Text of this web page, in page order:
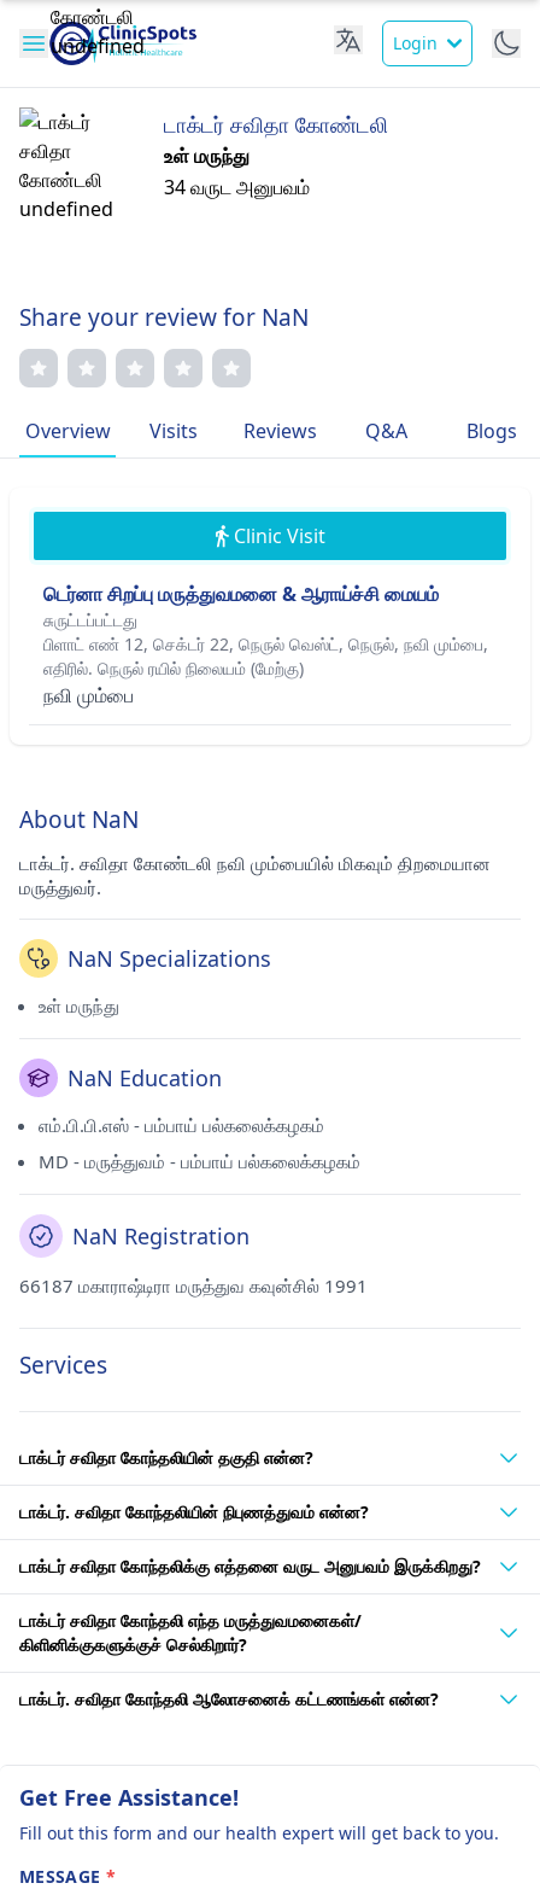
Login
டாக்டர் சவிதா கோண்டலி
உள் மருந்து
34 வருட அனுபவம்
Share your review for NaN
Overview Visits Reviews Q&A Blogs
Clinic Visit
டெர்னா சிறப்பு மருத்துவமனை & ஆராய்ச்சி மையம்
சுருட்டப்பட்டது
பிளாட் எண் 12, செக்டர் 22, நெருல் வெஸ்ட், நெருல், நவி மும்பை,
எதிரில். நெருல் ரயில் நிலையம் (மேற்கு)
நவி மும்பை
About NaN
டாக்டர். சவிதா கோண்டலி நவி மும்பையில் மிகவும் திறமையான
மருத்துவர்.
NaN Specializations
உள் மருந்து
NaN Education
எம்.பி.பி.எஸ் - பம்பாய் பல்கலைக்கழகம்
MD - மருத்துவம் - பம்பாய் பல்கலைக்கழகம்
NaN Registration
66187 மகாராஷ்டிரா மருத்துவ கவுன்சில் 1991
Services
டாக்டர் சவிதா கோந்தலியின் தகுதி என்ன?
டாக்டர். சவிதா கோந்தலியின் நிபுணத்துவம் என்ன?
டாக்டர் சவிதா கோந்தலிக்கு எத்தனை வருட அனுபவம் இருக்கிறது?
டாக்டர் சவிதா கோந்தலி எந்த மருத்துவமனைகள்/
கிளினிக்குகளுக்குச் செல்கிறார்?
டாக்டர். சவிதா கோந்தலி ஆலோசனைக் கட்டணங்கள் என்ன?
Get Free Assistance!
Fill out this form and our health expert will get back to you.
MESSAGE *